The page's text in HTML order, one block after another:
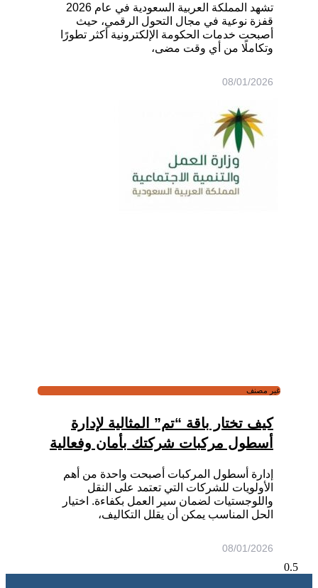
تشهد المملكة العربية السعودية في عام 2026
قفزة نوعية في مجال التحول الرقمي، حيث
أصبحت خدمات الحكومة الإلكترونية أكثر تطورًا
وتكاملًا من أي وقت مضى،
08/01/2026
غير مصنف
كيف تختار باقة “تم” المثالية لإدارة
أسطول مركبات شركتك بأمان وفعالية
إدارة أسطول المركبات أصبحت واحدة من أهم
الأولويات للشركات التي تعتمد على النقل
واللوجستيات لضمان سير العمل بكفاءة. اختيار
الحل المناسب يمكن أن يقلل التكاليف،
08/01/2026